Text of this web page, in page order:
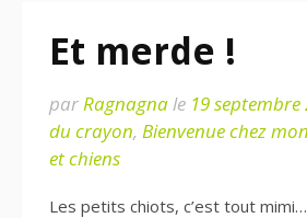
Et merde !
parRagnagnale 19 septembre
du crayon, Bienvenue chez
et chiens
Les petits chiots, c’est tout